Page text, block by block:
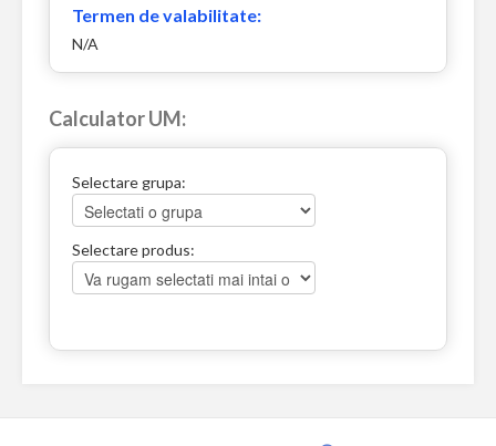
Termen de valabilitate:
N/A
Calculator UM:
Selectare grupa:
Selectare produs: